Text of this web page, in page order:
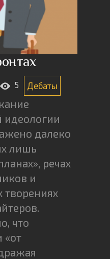
5 Дебаты
идеологии
далеко
лишь
речах
и
творениях
что
«от